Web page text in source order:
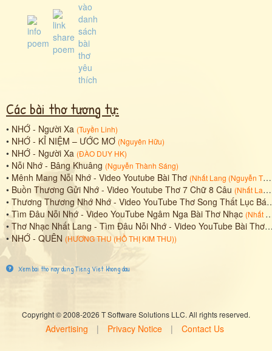
Các bài thơ tương tự:
• NHỚ - Người Xa (Tuyền Linh)
• NHỚ - KỈ NIỆM – ƯỚC MƠ (Nguyên Hữu)
• NHỚ - Người Xa (ĐÀO DUY HK)
• Nỗi Nhớ - Bâng Khuâng (Nguyễn Thành Sáng)
• Mênh Mang Nỗi Nhớ - Video Youtube Bài Thơ (Nhất Lang (Nguyễn Thành Sáng)
• Buồn Thương Gửi Nhớ - Video Youtube Thơ 7 Chữ 8 Câu (Nhất Lang (Nguyễn Thành Sáng)
• Thương Thương Nhớ Nhớ - Video YouTube Thơ Song Thất Lục Bát
•Tìm Đâu Nỗi Nhớ - Video YouTube Ngâm Nga Bài Thơ Nhạc (Nhất Lang (Nguyễn Thành Sáng)
• Thơ Nhạc Nhất Lang - Tìm Đâu Nỗi Nhớ - Video YouTube Bài Thơ (
•NHỚ - QUÊN (HƯƠNG THU (HỒ THỊ KIM THU))
Xem bai tho nay dung Tieng Viet khong dau
Copyright © 2008-2026 T Software Solutions LLC. All rights reserved.
Advertising | Privacy Notice | Contact Us